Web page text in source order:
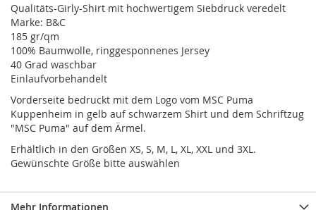
Qualitäts-Girly-Shirt mit hochwertigem Siebdruck veredelt
Marke: B&C
185 gr/qm
100% Baumwolle, ringgesponnenes Jersey
40 Grad waschbar
Einlaufvorbehandelt
Vorderseite bedruckt mit dem Logo vom MSC Puma
Kuppenheim in gelb auf schwarzem Shirt und dem Schriftzug
"MSC Puma" auf dem Ärmel.
Erhältlich in den Größen XS, S, M, L, XL, XXL und 3XL.
Gewünschte Größe bitte auswählen
Mehr Informationen